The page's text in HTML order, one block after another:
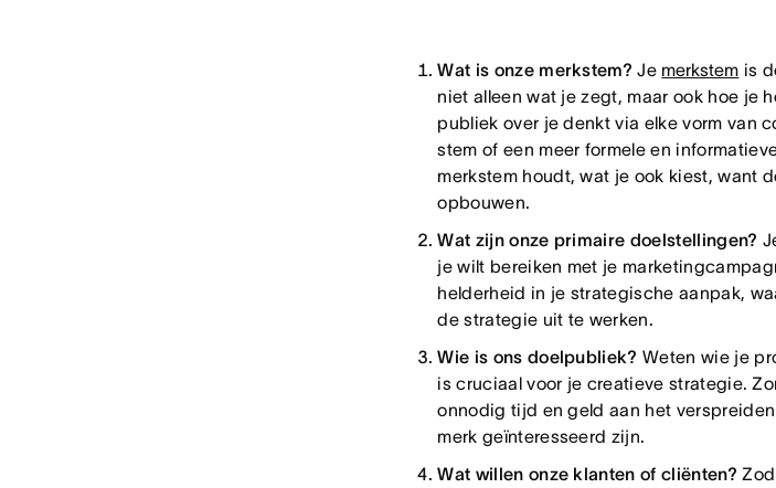
Wat is onze merkstem?Je merkstem is
niet alleen wat je zegt, maar ook hoe je
publiek over je denkt via elke vorm van
stem of een meer formele en
merkstem houdt, wat je ook kiest, want
opbouwen.
Wat zijn onze primaire doelstellingen?
je wilt bereiken met je
helderheid in je strategische aanpak,
de strategie uit te werken.
Wie is ons doelpubliek?Weten wie je
is cruciaal voor je creatieve strategie.
onnodig tijd en geld aan het
merk geïnteresseerd zijn.
Wat willen onze klanten of cliënten?